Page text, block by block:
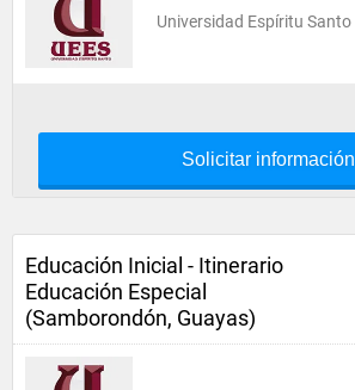
Universidad Espíritu Santo
Solicitar información
Educación Inicial - Itinerario
Educación Especial
(Samborondón, Guayas)